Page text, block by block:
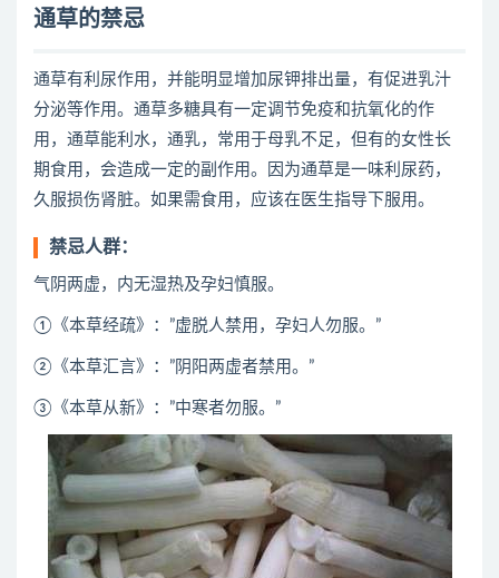
通草的禁忌
通草有利尿作用，并能明显增加尿钾排出量，有促进乳汁
分泌等作用。通草多糖具有一定调节免疫和抗氧化的作
用，通草能利水，通乳，常用于母乳不足，但有的女性长
期食用，会造成一定的副作用。因为通草是一味利尿药，
久服损伤肾脏。如果需食用，应该在医生指导下服用。
禁忌人群：
气阴两虚，内无湿热及孕妇慎服。
①《本草经疏》：”虚脱人禁用，孕妇人勿服。”
②《本草汇言》：”阴阳两虚者禁用。”
③《本草从新》：”中寒者勿服。”